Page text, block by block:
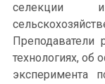
селекции и
Преподаватели
технологиях, об
эксперимента